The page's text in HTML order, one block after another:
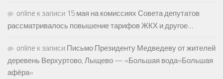
online к записи 15 мая на комиссиях Совета депутатов
рассматривалось повышение тарифов ЖКХ и другое…
online к записиПисьмо Президенту Медведеву от жителей
деревень Верхуртово, Лыщево — «Большая вода=Большая
афёра»